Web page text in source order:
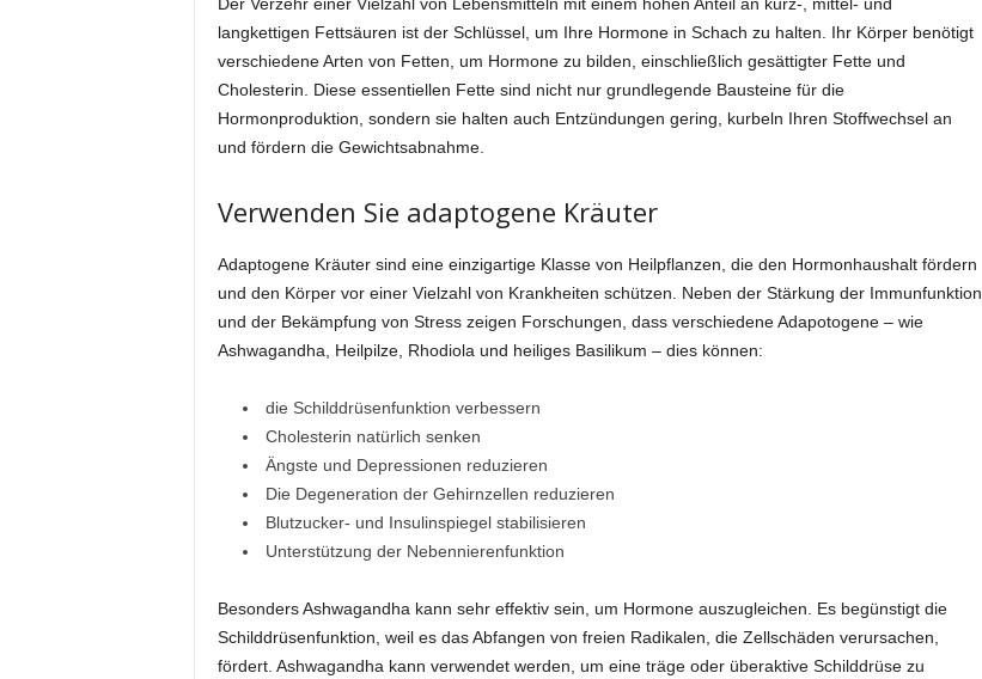
langkettigen Fettsäuren ist der Schlüssel, um Ihre Hormone in Schach zu halten. Ihr Körper benötigt
verschiedene Arten von Fetten, um Hormone zu bilden, einschließlich gesättigter Fette und
Cholesterin. Diese essentiellen Fette sind nicht nur grundlegende Bausteine für die
Hormonproduktion, sondern sie halten auch Entzündungen gering, kurbeln Ihren Stoffwechsel an
und fördern die Gewichtsabnahme.
Verwenden Sie adaptogene Kräuter
Adaptogene Kräuter sind eine einzigartige Klasse von Heilpflanzen, die den Hormonhaushalt fördern
und den Körper vor einer Vielzahl von Krankheiten schützen. Neben der Stärkung der Immunfunktion
und der Bekämpfung von Stress zeigen Forschungen, dass verschiedene Adapotogene – wie
Ashwagandha, Heilpilze, Rhodiola und heiliges Basilikum – dies können:
die Schilddrüsenfunktion verbessern
Cholesterin natürlich senken
Ängste und Depressionen reduzieren
Die Degeneration der Gehirnzellen reduzieren
Blutzucker- und Insulinspiegel stabilisieren
Unterstützung der Nebennierenfunktion
Besonders Ashwagandha kann sehr effektiv sein, um Hormone auszugleichen. Es begünstigt die
Schilddrüsenfunktion, weil es das Abfangen von freien Radikalen, die Zellschäden verursachen,
fördert. Ashwagandha kann verwendet werden, um eine träge oder überaktive Schilddrüse zu